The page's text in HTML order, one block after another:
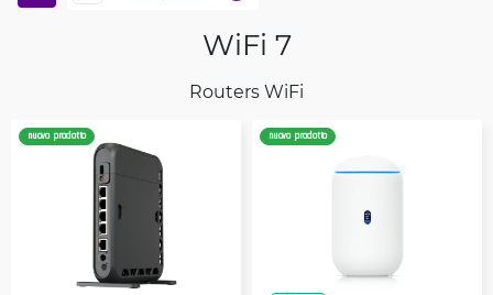
WiFi 7
Routers WiFi
nuovo prodotto nuovo prodotto